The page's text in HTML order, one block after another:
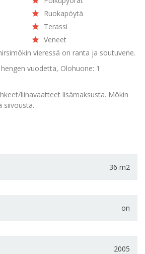
Ruokapöytä
Terassi
Veneet
vieressä on ranta ja soutuvene.
vuodetta, Olohuone: 1
liinavaatteet lisämaksusta. Mökin
siivousta.
36 m2
on
2005